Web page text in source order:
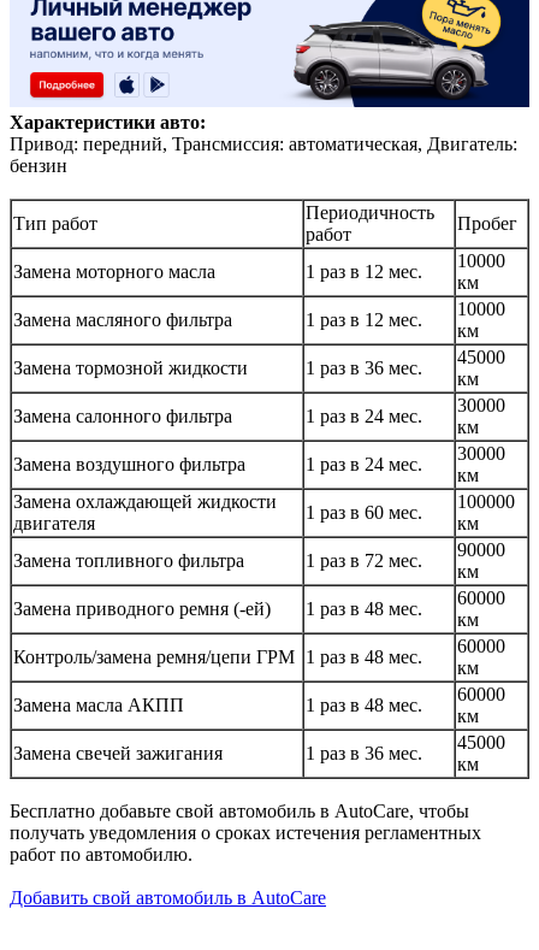
Характеристики авто:
Привод: передний, Трансмиссия: автоматическая, Двигатель:
бензин
Тип работ
Периодичность
работ
Пробег
Замена моторного масла 1 раз в 12 мес.
10000
км
Замена масляного фильтра
1 раз в 12 мес.
10000
км
Замена тормозной жидкости
1 раз в 36 мес.
45000
км
Замена салонного фильтра
1 раз в 24 мес.
30000
км
Замена воздушного фильтра
1 раз в 24 мес.
30000
км
Замена охлаждающей жидкости
двигателя
1 раз в 60 мес.
100000
км
Замена топливного фильтра
1 раз в 72 мес.
90000
км
Замена приводного ремня (-ей)
1 раз в 48 мес.
60000
км
Контроль/замена ремня/цепи ГРМ 1 раз в 48 мес.
60000
км
Замена масла АКПП
1 раз в 48 мес.
60000
км
Замена свечей зажигания
1 раз в 36 мес.
45000
км
Бесплатно добавьте свой автомобиль в AutoCare, чтобы
получать уведомления о сроках истечения регламентных
работ по автомобилю.
Добавить свой автомобиль в AutoCare